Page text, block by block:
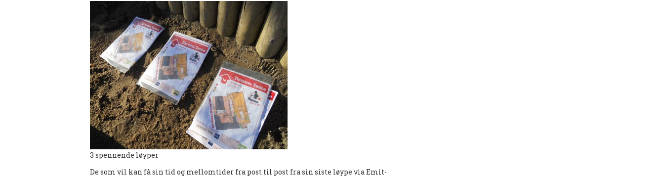
3 spennende løyper
De som vil kan få sin tid og mellomtider fra post til post fra sin siste løype via Emit-